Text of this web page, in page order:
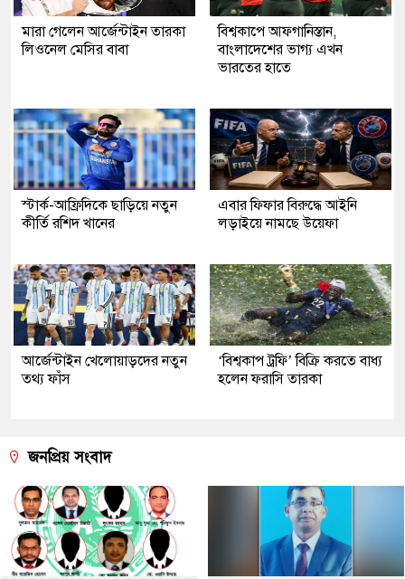
মারা গেলেন আর্জেন্টাইন তারকা
লিওনেল মেসির বাবা
বিশ্বকাপে আফগানিস্তান,
বাংলাদেশের ভাগ্য এখন
ভারতের হাতে
স্টার্ক-আফ্রিদিকে ছাড়িয়ে নতুন
কীর্তি রশিদ খানের
এবার ফিফার বিরুদ্ধে আইনি
লড়াইয়ে নামছে উয়েফা
আর্জেন্টাইন খেলোয়াড়দের নতুন
তথ্য ফাঁস
‘বিশ্বকাপ ট্রফি’ বিক্রি করতে বাধ্য
হলেন ফরাসি তারকা
জনপ্রিয় সংবাদ